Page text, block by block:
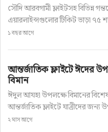
সৌদি আরবগামী ফ্লাইটসহ বিভিন্ন
এয়ারলাইন্সগুলোর টিকিট ভাড়া ৭৫
১ বছর আগে
আন্তর্জাতিক ফ্লাইটে ঈদের
বিমান
ঈদুল আযহা উপলক্ষে বিমানের
আন্তর্জাতিক ফ্লাইটে যাত্রীদের জন্য
২ মাস আগে